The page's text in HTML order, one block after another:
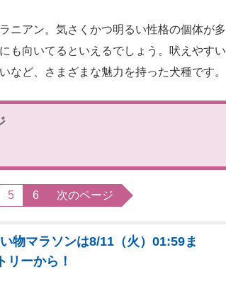
ニアン。気さくかつ明るい性格の個体が多
も向いてるといえるでしょう。吠えやすい
など、さまざまな魅力を持った犬種です。
5 6 次のページ
物マラソンは8/11（火）01:59ま
ーから！